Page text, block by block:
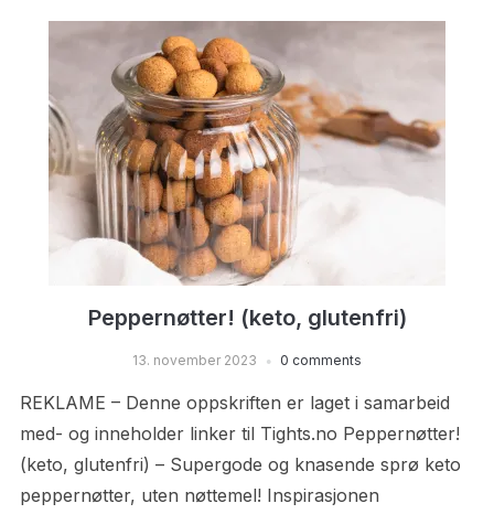
Peppernøtter! (keto, glutenfri)
13. november 2023 0 comments
REKLAME – Denne oppskriften er laget i samarbeid
med- og inneholder linker til Tights.no Peppernøtter!
(keto, glutenfri) – Supergode og knasende sprø keto
peppernøtter, uten nøttemel! Inspirasjonen